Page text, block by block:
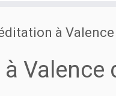
à
Valence